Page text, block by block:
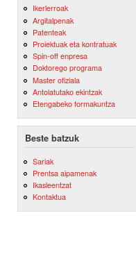
Ikerlerroak
Argitalpenak
Patenteak
Proiektuak eta kontratuak
Spin-off enpresa
Doktorego programa
Master ofiziala
Antolatutako ekintzak
Etengabeko formakuntza
Beste batzuk
Sariak
Prentsa aipamenak
Ikasleentzat
Kontaktua